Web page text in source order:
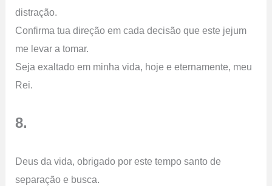
distração.
Confirma tua direção em cada decisão que este jejum
me levar a tomar.
Seja exaltado em minha vida, hoje e eternamente, meu
Rei.
8.
Deus da vida, obrigado por este tempo santo de
separação e busca.